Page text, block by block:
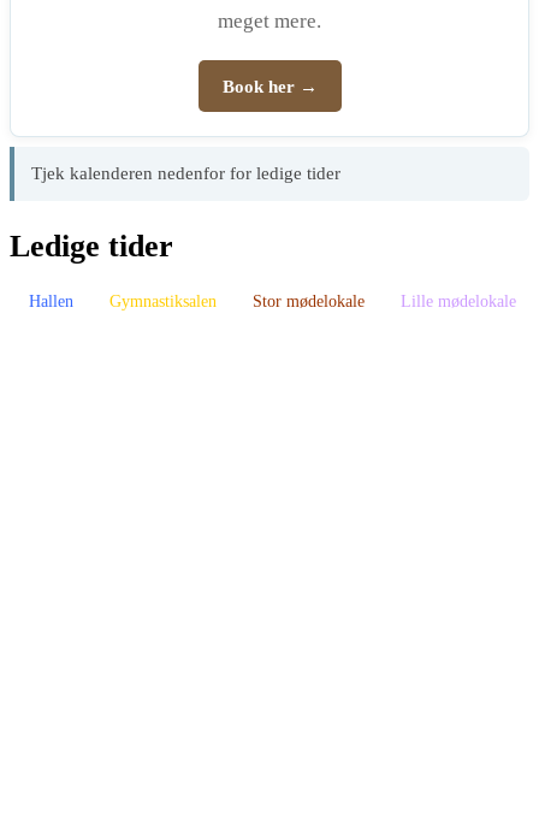
meget mere.
Book her →
Tjek kalenderen nedenfor for ledige tider
Ledige tider
Hallen Gymnastiksalen Stor mødelokale Lille mødelokale